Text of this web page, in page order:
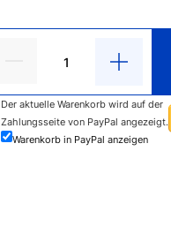
Der aktuelle Warenkorb wird auf der
Zahlungsseite von PayPal angezeigt.
Warenkorb in PayPal anzeigen